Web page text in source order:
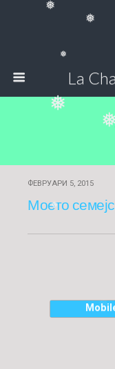
❅
❅
❅
❅
❅
❅
La
ФЕВРУАРИ 5, 2015
Моето